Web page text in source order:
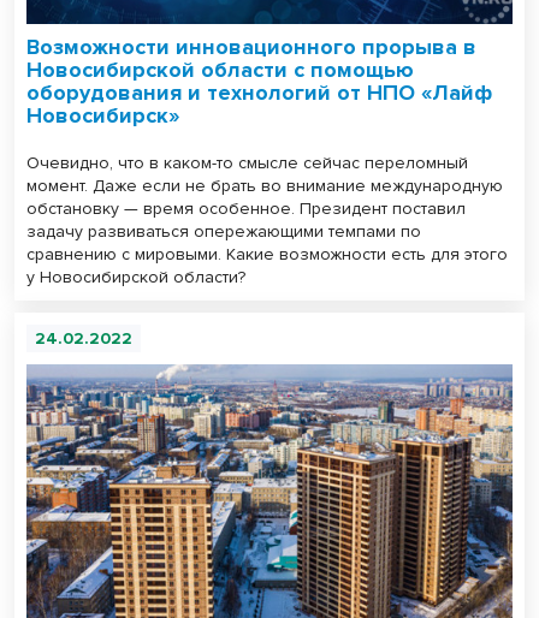
Возможности инновационного прорыва в
Новосибирской области с помощью
оборудования и технологий от НПО «Лайф
Новосибирск»
Очевидно, что в каком-то смысле сейчас переломный
момент. Даже если не брать во внимание международную
обстановку — время особенное. Президент поставил
задачу развиваться опережающими темпами по
сравнению с мировыми. Какие возможности есть для этого
у Новосибирской области?
24.02.2022